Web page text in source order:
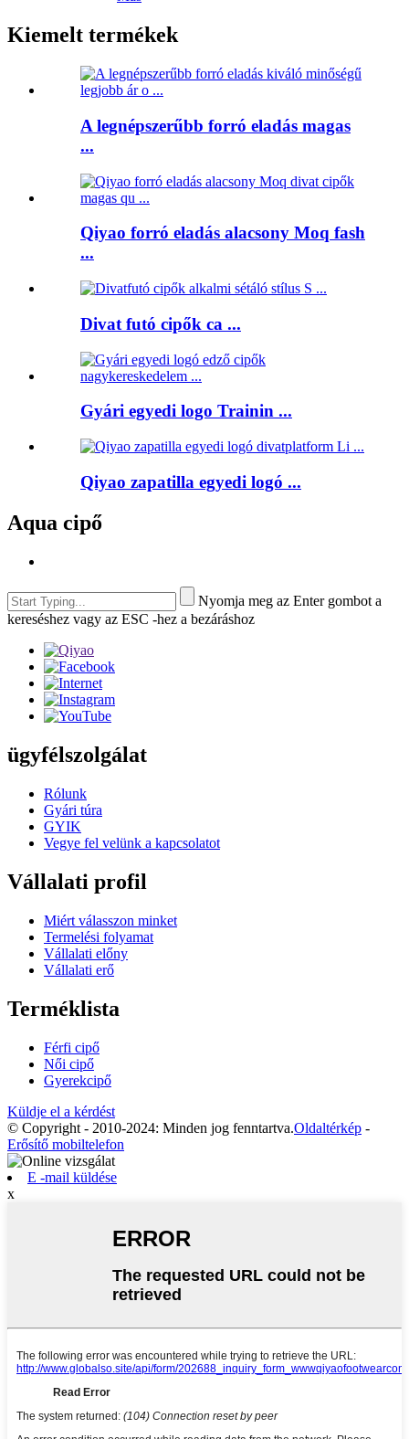
Kiemelt termékek
A legnépszerűbb forró eladás magas
...
Qiyao forró eladás alacsony Moq fash
...
Divat futó cipők ca ...
Gyári egyedi logo Trainin ...
Qiyao zapatilla egyedi logó ...
Aqua cipő
Nyomja meg az Enter gombot a
kereséshez vagy az ESC -hez a bezáráshoz
ügyfélszolgálat
Rólunk
Gyári túra
GYIK
Vegye fel velünk a kapcsolatot
Vállalati profil
Miért válasszon minket
Termelési folyamat
Vállalati előny
Vállalati erő
Terméklista
Férfi cipő
Női cipő
Gyerekcipő
Küldje el a kérdést
© Copyright - 2010-2024: Minden jog fenntartva.Oldaltérkép -
Erősítő mobiltelefon
E -mail küldése
x